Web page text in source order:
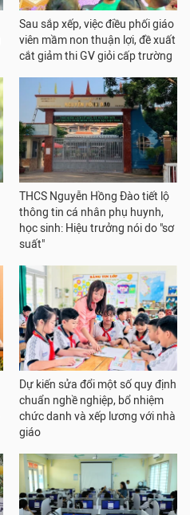
Sau sắp xếp, việc điều phối giáo
viên mầm non thuận lợi, đề xuất
cắt giảm thi GV giỏi cấp trường
THCS Nguyễn Hồng Đào tiết lộ
thông tin cá nhân phụ huynh,
học sinh: Hiệu trưởng nói do "sơ
suất"
Dự kiến sửa đổi một số quy định
chuẩn nghề nghiệp, bổ nhiệm
chức danh và xếp lương với nhà
giáo